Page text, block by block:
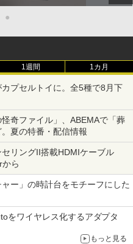
●
1週間 1カ月
プセルトイに。全5種で8月下
奇ファイル」、ABEMAで「葬
夏の特番・配信情報
リングII搭載HDMIケーブル
から
ー」の時計台をモチーフにした
をワイヤレス化するアダプタ
もっと見る